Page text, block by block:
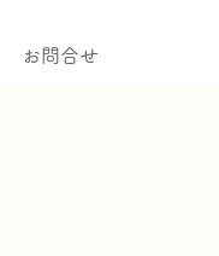
お問合せ